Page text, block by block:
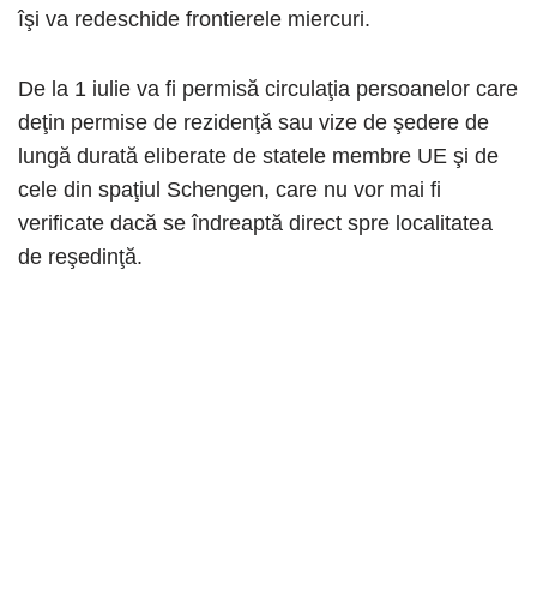
îşi va redeschide frontierele miercuri.
De la 1 iulie va fi permisă circulaţia persoanelor care
deţin permise de rezidenţă sau vize de şedere de
lungă durată eliberate de statele membre UE şi de
cele din spaţiul Schengen, care nu vor mai fi
verificate dacă se îndreaptă direct spre localitatea
de reşedinţă.